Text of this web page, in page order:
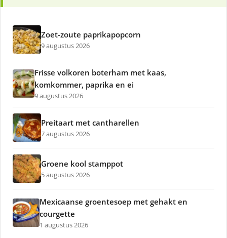
Zoet-zoute paprikapopcorn
9 augustus 2026
Frisse volkoren boterham met kaas,
komkommer, paprika en ei
9 augustus 2026
Preitaart met cantharellen
7 augustus 2026
Groene kool stamppot
5 augustus 2026
Mexicaanse groentesoep met gehakt en
courgette
1 augustus 2026